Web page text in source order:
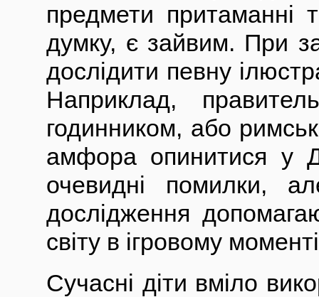
предмети притаманні
думку, є зайвим. При
дослідити певну
Наприклад,
годинником, або
амфора опинитися у
очевидні помилки,
дослідження
світу в ігровому
Сучасні діти вміло